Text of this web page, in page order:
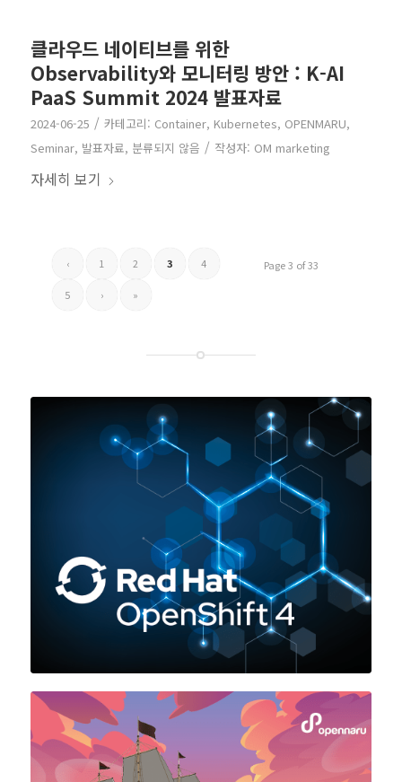
클라우드 네이티브를 위한
Observability와 모니터링 방안 : K-AI
PaaS Summit 2024 발표자료
2024-06-25 / 카테고리: Container, Kubernetes, OPENMARU,
Seminar, 발표자료, 분류되지 않음 / 작성자: OM marketing
자세히 보기
Page 3 of 33
‹ 1 2 3 4
5 › »